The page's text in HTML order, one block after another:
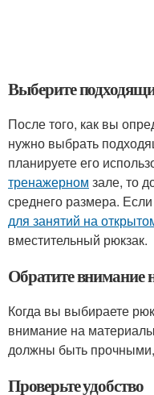
Выберите
После того, как вы
нужно выбрать
планируете его
тренажерном зале, то
среднего размера.
для занятий на
вместительный рюкзак.
Обратите внимание
Когда вы выбираете
внимание на
должны быть
Проверьте удобство